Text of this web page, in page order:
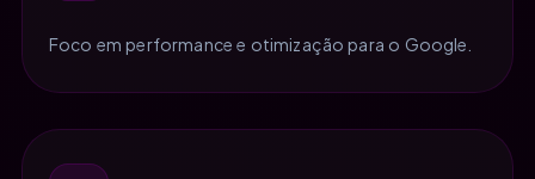
Foco em performance e otimização para o Google.